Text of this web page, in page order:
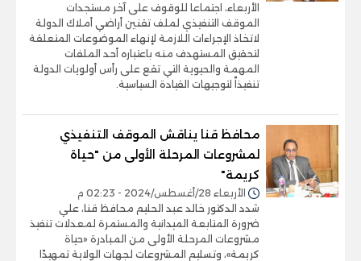
الأربعاء، اجتماعا للوقوف على آخر مستجدات
الموقف التنفيذي لملف تقنين أراضي أملاك الدولة
لاتخاذ الإجراءات اللازمة لإنهاء الموضوعات المتعلقة
لتحقيق المستهدف منه باعتباره أحد الملفات
المهمة والحيوية التي تقع على رأس أولويات الدولة
تنفيذاً لتوجيهات القيادة السياسية.
محافظ قنا يناقش الموقف التنفيذي
لمشروعات المرحلة الأولى من "حياة
كريمة"
الأربعاء 28/أغسطس/2024 - 02:23 م
شدد الدكتور خالد عبد الحليم محافظ قنا، علي
ضرورة المتابعة الميدانية والمستمرة لمعدلات تنفيذ
مشروعات المرحلة الأولى من المبادرة «حياة
كريمة»، وتسليم المشروعات لجهات الولاية تمهيدًا